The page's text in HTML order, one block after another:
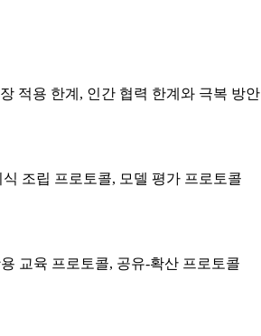
적용 한계, 인간 협력 한계와 극복 방안
조립 프로토콜, 모델 평가 프로토콜
교육 프로토콜, 공유-확산 프로토콜